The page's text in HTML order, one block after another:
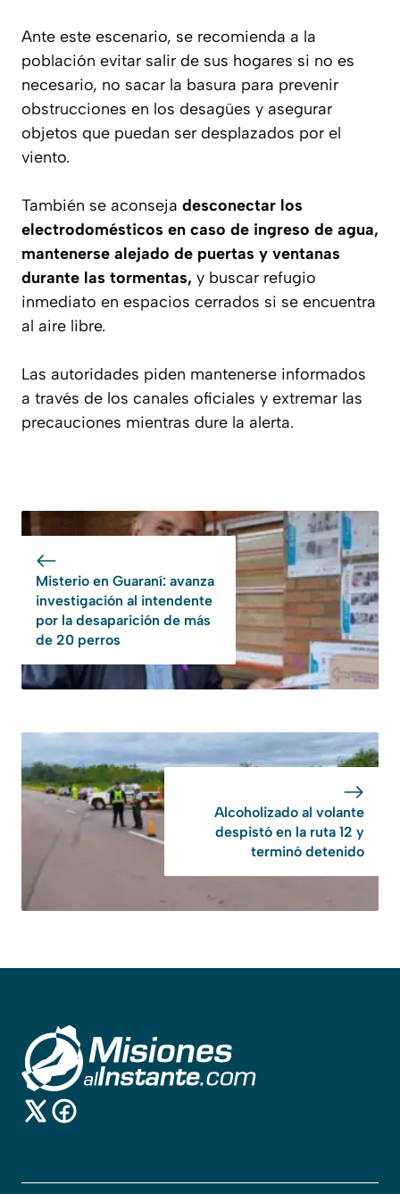
Ante este escenario, se recomienda a la
población evitar salir de sus hogares si no es
necesario, no sacar la basura para prevenir
obstrucciones en los desagües y asegurar
objetos que puedan ser desplazados por el
viento.
También se aconseja desconectar los
electrodomésticos en caso de ingreso de agua,
mantenerse alejado de puertas y ventanas
durante las tormentas, y buscar refugio
inmediato en espacios cerrados si se encuentra
al aire libre.
Las autoridades piden mantenerse informados
a través de los canales oficiales y extremar las
precauciones mientras dure la alerta.
Misterio en Guaraní: avanza
investigación al intendente
por la desaparición de más
de 20 perros
Alcoholizado al volante
despistó en la ruta 12 y
terminó detenido